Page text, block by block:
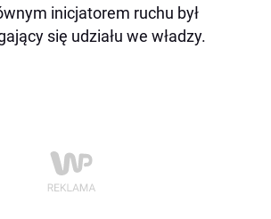
inicjatorem ruchu był
się udziału we władzy.